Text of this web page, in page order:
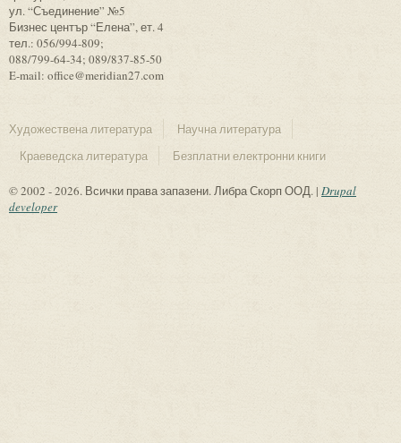
ул. “Съединение” №5
Бизнес център “Елена”, ет. 4
тел.: 056/994-809;
088/799-64-34; 089/837-85-50
E-mail: office@meridian27.com
Художествена литература
Научна литература
Краеведска литература
Безплатни електронни книги
© 2002 - 2026. Всички права запазени. Либра Скорп ООД. | Drupal
developer